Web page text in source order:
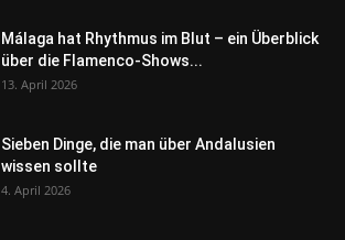
Málaga hat Rhythmus im Blut – ein Überblick
über die Flamenco-Shows...
13. April 2026
Sieben Dinge, die man über Andalusien
wissen sollte
4. April 2026